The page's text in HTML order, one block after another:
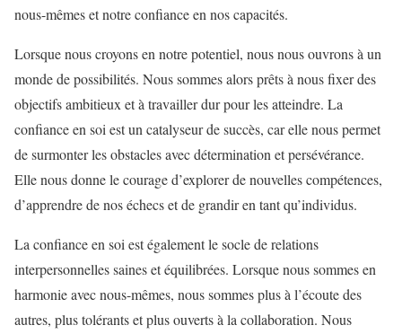
nous-mêmes et notre confiance en nos capacités.
Lorsque nous croyons en notre potentiel, nous nous ouvrons à un
monde de possibilités. Nous sommes alors prêts à nous fixer des
objectifs ambitieux et à travailler dur pour les atteindre. La
confiance en soi est un catalyseur de succès, car elle nous permet
de surmonter les obstacles avec détermination et persévérance.
Elle nous donne le courage d’explorer de nouvelles compétences,
d’apprendre de nos échecs et de grandir en tant qu’individus.
La confiance en soi est également le socle de relations
interpersonnelles saines et équilibrées. Lorsque nous sommes en
harmonie avec nous-mêmes, nous sommes plus à l’écoute des
autres, plus tolérants et plus ouverts à la collaboration. Nous